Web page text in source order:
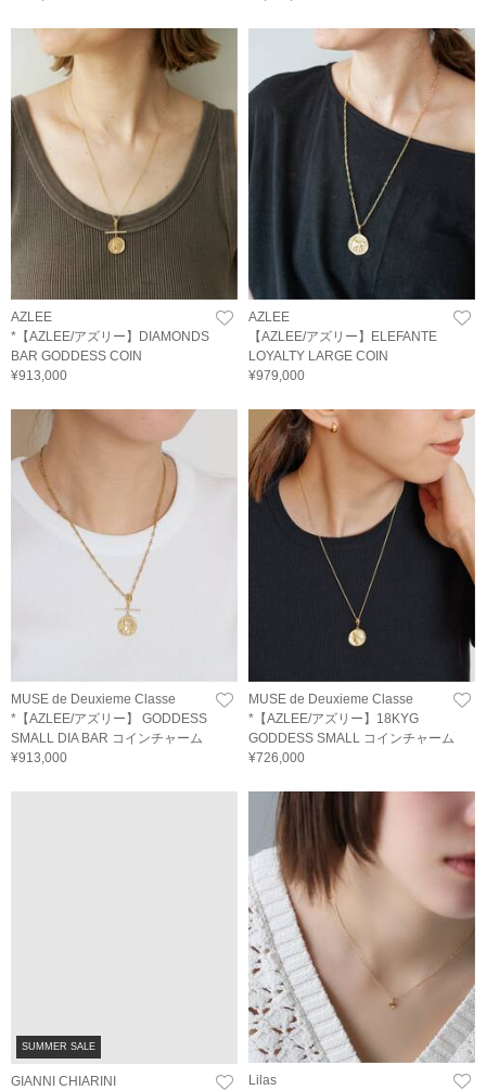
AZLEE
*【AZLEE/アズリー】DIAMONDS
BAR GODDESS COIN
¥913,000
AZLEE
【AZLEE/アズリー】ELEFANTE
LOYALTY LARGE COIN
¥979,000
MUSE de Deuxieme Classe
*【AZLEE/アズリー】 GODDESS
SMALL DIA BAR コインチャーム
¥913,000
MUSE de Deuxieme Classe
*【AZLEE/アズリー】18KYG
GODDESS SMALL コインチャーム
¥726,000
SUMMER SALE
GIANNI CHIARINI
Lilas